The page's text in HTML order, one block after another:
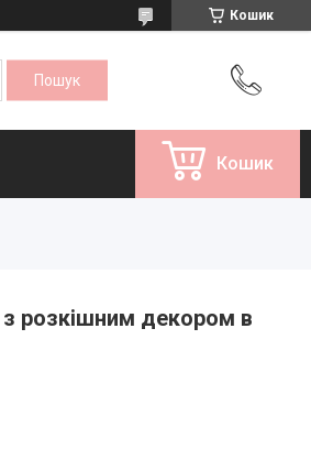
Кошик
Кошик
розкішним декором в